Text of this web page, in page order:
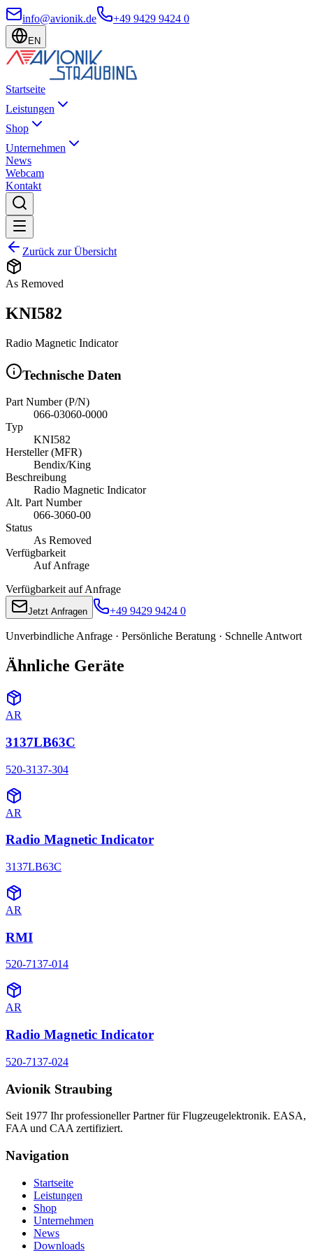
info@avionik.de +49 9429 9424 0
EN
Startseite
Leistungen
Shop
Unternehmen
News
Webcam
Kontakt
Zurück zur Übersicht
As Removed
KNI582
Radio Magnetic Indicator
Technische Daten
Part Number (P/N)
066-03060-0000
Typ
KNI582
Hersteller (MFR)
Bendix/King
Beschreibung
Radio Magnetic Indicator
Alt. Part Number
066-3060-00
Status
As Removed
Verfügbarkeit
Auf Anfrage
Verfügbarkeit auf Anfrage
Jetzt Anfragen +49 9429 9424 0
Unverbindliche Anfrage · Persönliche Beratung · Schnelle Antwort
Ähnliche Geräte
AR
3137LB63C
520-3137-304
AR
Radio Magnetic Indicator
3137LB63C
AR
RMI
520-7137-014
AR
Radio Magnetic Indicator
520-7137-024
Avionik Straubing
Seit 1977 Ihr professioneller Partner für Flugzeugelektronik. EASA,
FAA und CAA zertifiziert.
Navigation
Startseite
Leistungen
Shop
Unternehmen
News
Downloads